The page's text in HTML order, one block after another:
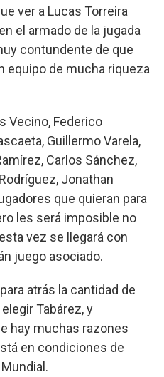
ver a Lucas Torreira
el armado de la jugada
contundente de que
equipo de mucha riqueza
Vecino, Federico
Guillermo Varela,
Carlos Sánchez,
Jonathan
que quieran para
les será imposible no
vez se llegará con
juego asociado.
atrás la cantidad de
Tabárez, y
hay muchas razones
en condiciones de